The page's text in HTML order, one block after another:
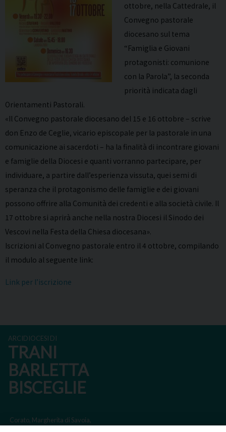
ottobre, nella Cattedrale, il
Convegno pastorale
diocesano sul tema
“Famiglia e Giovani
protagonisti: comunione
con la Parola”, la seconda
priorità indicata dagli
Orientamenti Pastorali.
«Il Convegno pastorale diocesano del 15 e 16 ottobre – scrive
don Enzo de Ceglie, vicario episcopale per la pastorale in una
comunicazione ai sacerdoti – ha la finalità di incontrare giovani
e famiglie della Diocesi e quanti vorranno partecipare, per
individuare, a partire dall’esperienza vissuta, quei semi di
speranza che il protagonismo delle famiglie e dei giovani
possono offrire alla Comunità dei credenti e alla società civile. Il
17 ottobre si aprirà anche nella nostra Diocesi il Sinodo dei
Vescovi nella Festa della Chiesa diocesana».
Iscrizioni al Convegno pastorale entro il 4 ottobre, compilando
il modulo al seguente link:
Link per l’iscrizione
ARCIDIOCESI DI
TRANI
BARLETTA
BISCEGLIE
Corato, Margherita di Savoia,